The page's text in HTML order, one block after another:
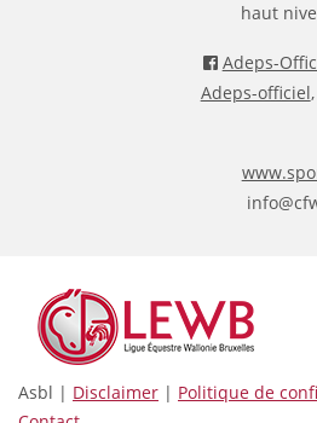
haut
Adeps-
Adeps-officiel,
Asbl | Disclaimer | Politique de